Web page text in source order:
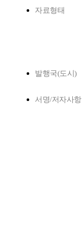
자료형태
발행국(도시)
서명/저자사항